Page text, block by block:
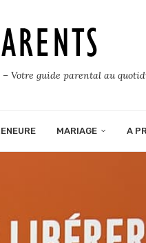
– Votre guide parental au
MARIAGE A